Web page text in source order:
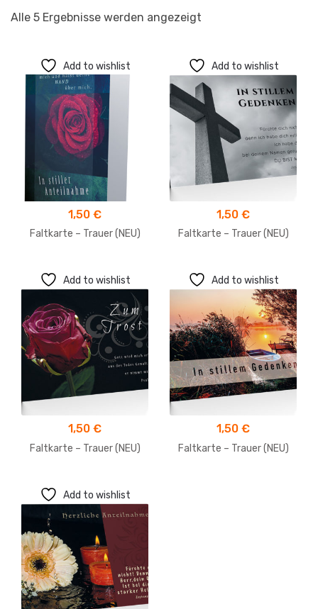
Alle 5 Ergebnisse werden angezeigt
Add to wishlist
1,50 €
Faltkarte – Trauer (NEU)
Add to wishlist
1,50 €
Faltkarte – Trauer (NEU)
Add to wishlist
1,50 €
Faltkarte – Trauer (NEU)
Add to wishlist
1,50 €
Faltkarte – Trauer (NEU)
Add to wishlist